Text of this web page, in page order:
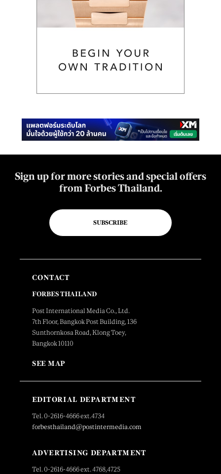
Sign up for more stories and special offers
from Forbes Thailand.
SUBSCRIBE
CONTACT
FORBES THAILAND
Post International Media Co., Ltd.
7th Floor, Bangkok Post Building, 136
Sunthornkosa Road, Klong Toey,
Bangkok 10110
SEE MAP
EDITORIAL DEPARTMENT
Tel. 0-2616-4666 ext.4734
forbesthailand@postintermedia.com
ADVERTISING DEPARTMENT
Tel. 0-2616-4666 ext. 4768,4725